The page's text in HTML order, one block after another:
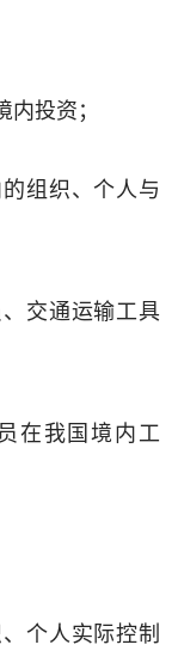
投资；
组织、个人与
交通运输工具
在我国境内工
个人实际控制